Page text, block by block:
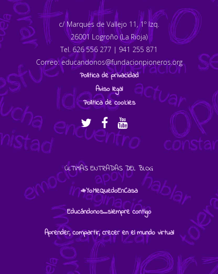
c/ Marqués de Vallejo 11, 1º Izq.
26001 Logroño (La Rioja)
Tel. 626 556 277 | 941 255 871
Correo: educandonos@fundacionpioneros.org
Política de privacidad
Aviso legal
Política de cookies
ÚLTIMAS ENTRADAS DEL BLOG
#YoMeQuedoEnCasa
Educándonos…siempre contigo
Aprender, compartir, crecer en el mundo virtual